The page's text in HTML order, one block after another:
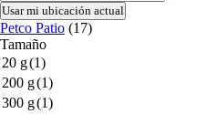
Usar mi ubicación actual
Petco Patio (17)
Tamaño
20 g(1)
200 g(1)
300 g(1)